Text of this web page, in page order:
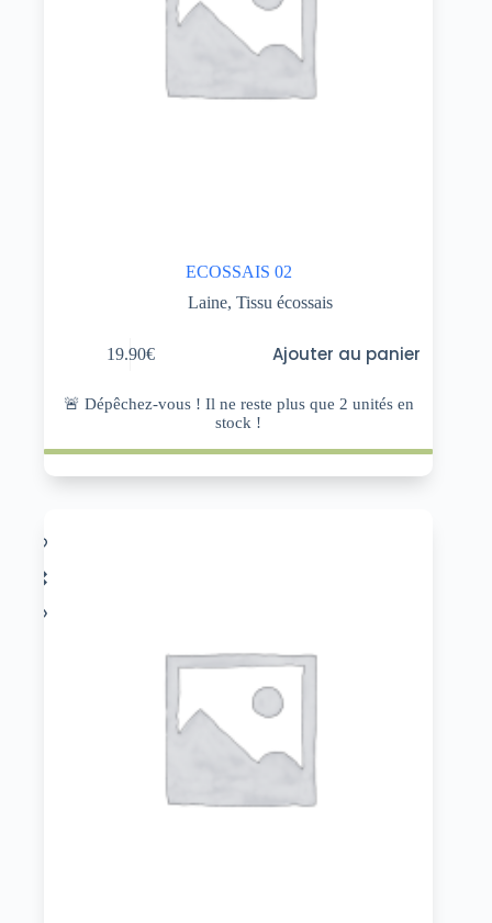
ECOSSAIS 02
Laine,Tissu écossais
19.90€ Ajouter au panier
🚨 Dépêchez-vous ! Il ne reste plus que 2 unités en
stock !